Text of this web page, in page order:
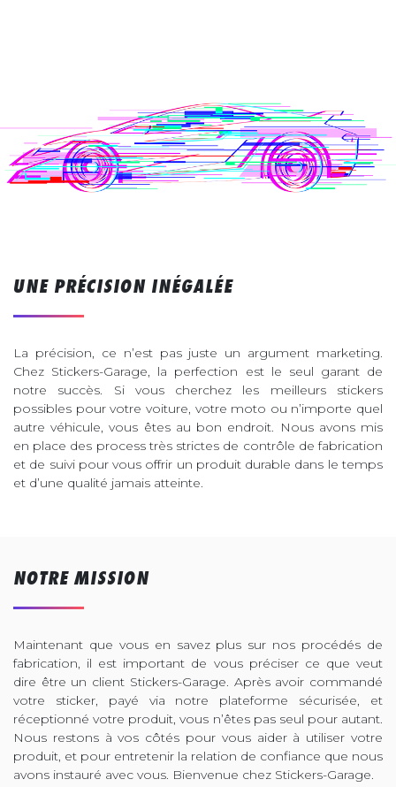
UNE PRÉCISION INÉGALÉE
La précision, ce n’est pas juste un argument marketing.
Chez Stickers-Garage, la perfection est le seul garant de
notre succès. Si vous cherchez les meilleurs stickers
possibles pour votre voiture, votre moto ou n’importe quel
autre véhicule, vous êtes au bon endroit. Nous avons mis
en place des process très strictes de contrôle de fabrication
et de suivi pour vous offrir un produit durable dans le temps
et d’une qualité jamais atteinte.
NOTRE MISSION
Maintenant que vous en savez plus sur nos procédés de
fabrication, il est important de vous préciser ce que veut
dire être un client Stickers-Garage. Après avoir commandé
votre sticker, payé via notre plateforme sécurisée, et
réceptionné votre produit, vous n’êtes pas seul pour autant.
Nous restons à vos côtés pour vous aider à utiliser votre
produit, et pour entretenir la relation de confiance que nous
avons instauré avec vous. Bienvenue chez Stickers-Garage.